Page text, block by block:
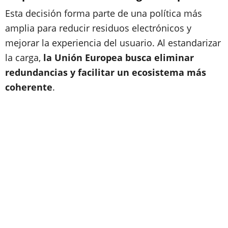
Esta decisión forma parte de una política más
amplia para reducir residuos electrónicos y
mejorar la experiencia del usuario. Al estandarizar
la carga, la Unión Europea busca eliminar
redundancias y facilitar un ecosistema más
coherente.